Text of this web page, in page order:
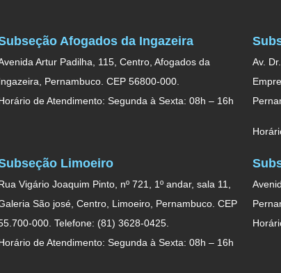
Afogados da Ingazeira
Artur Padilha, 115, Centro, Afogados da
Pernambuco. CEP 56800-000.
de Atendimento: Segunda à Sexta: 08h – 16h
Av.
Limoeiro
Vigário Joaquim Pinto, nº 721, 1º andar, sala 11,
São josé, Centro, Limoeiro, Pernambuco. CEP
000. Telefone: (81) 3628-0425.
de Atendimento: Segunda à Sexta: 08h – 16h